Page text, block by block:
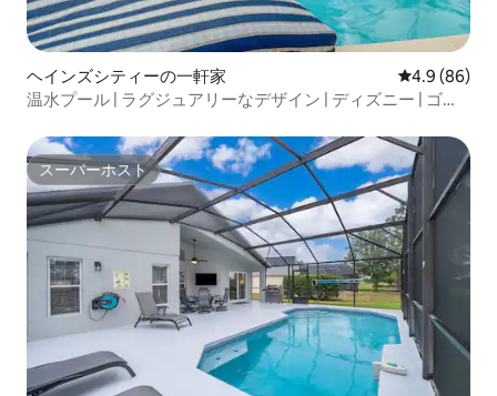
ヘインズシティーの一軒家 レビュー86
4.9 (86)
温水プール | ラグジュアリーなデザイン | ディズニー | ゴル
スーパーホスト
スーパーホスト